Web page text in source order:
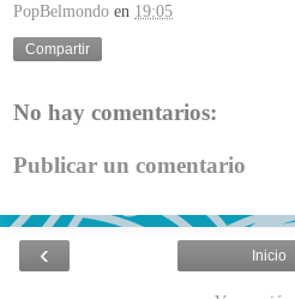
PopBelmondo en 19:05
Compartir
No hay comentarios:
Publicar un comentario
‹ Inicio